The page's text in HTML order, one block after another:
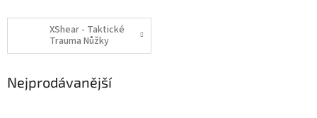
XShear - Taktické
Trauma Nůžky
Nejprodávanější